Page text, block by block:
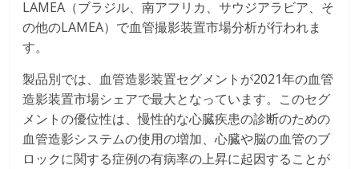
LAMEA（ブラジル、南アフリカ、サウジアラビア、そ
の他のLAMEA）で血管撮影装置市場分析が行われま
す。
製品別では、血管造影装置セグメントが2021年の血管
造影装置市場シェアで最大となっています。このセグ
メントの優位性は、慢性的な心臓疾患の診断のための
血管造影システムの使用の増加、心臓や脳の血管のブ
ロックに関する症例の有病率の上昇に起因することが